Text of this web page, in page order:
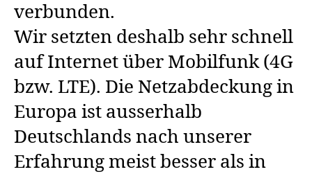
verbunden.
Wir setzten deshalb sehr schnell
auf Internet über Mobilfunk (4G
bzw. LTE). Die Netzabdeckung in
Europa ist ausserhalb
Deutschlands nach unserer
Erfahrung meist besser als in